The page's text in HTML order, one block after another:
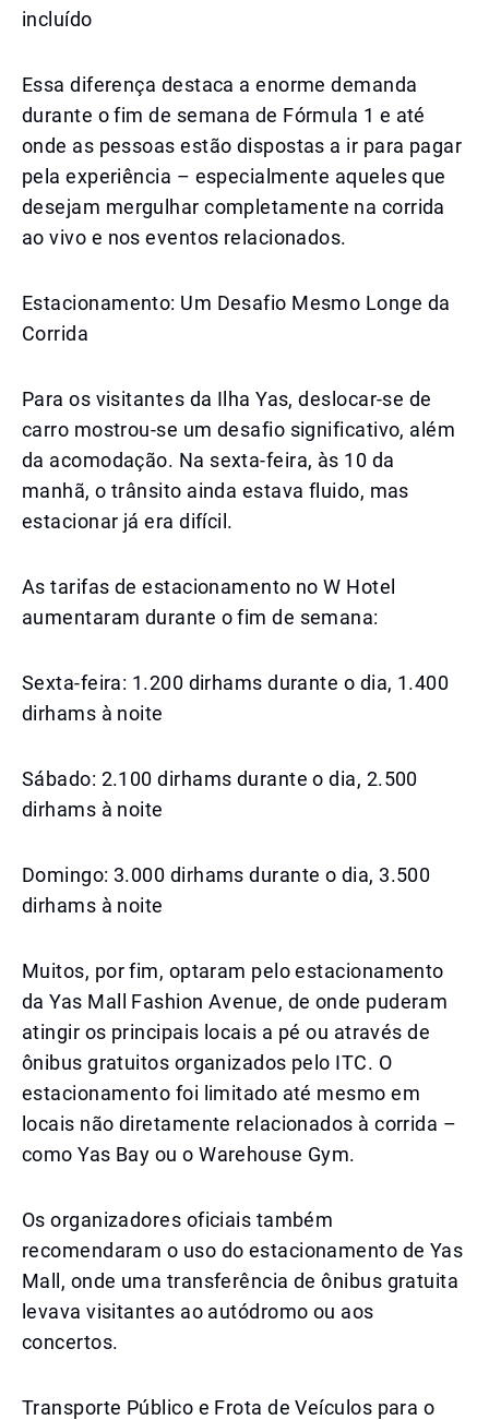
incluído
Essa diferença destaca a enorme demanda
durante o fim de semana de Fórmula 1 e até
onde as pessoas estão dispostas a ir para pagar
pela experiência – especialmente aqueles que
desejam mergulhar completamente na corrida
ao vivo e nos eventos relacionados.
Estacionamento: Um Desafio Mesmo Longe da
Corrida
Para os visitantes da Ilha Yas, deslocar-se de
carro mostrou-se um desafio significativo, além
da acomodação. Na sexta-feira, às 10 da
manhã, o trânsito ainda estava fluido, mas
estacionar já era difícil.
As tarifas de estacionamento no W Hotel
aumentaram durante o fim de semana:
Sexta-feira: 1.200 dirhams durante o dia, 1.400
dirhams à noite
Sábado: 2.100 dirhams durante o dia, 2.500
dirhams à noite
Domingo: 3.000 dirhams durante o dia, 3.500
dirhams à noite
Muitos, por fim, optaram pelo estacionamento
da Yas Mall Fashion Avenue, de onde puderam
atingir os principais locais a pé ou através de
ônibus gratuitos organizados pelo ITC. O
estacionamento foi limitado até mesmo em
locais não diretamente relacionados à corrida –
como Yas Bay ou o Warehouse Gym.
Os organizadores oficiais também
recomendaram o uso do estacionamento de Yas
Mall, onde uma transferência de ônibus gratuita
levava visitantes ao autódromo ou aos
concertos.
Transporte Público e Frota de Veículos para o